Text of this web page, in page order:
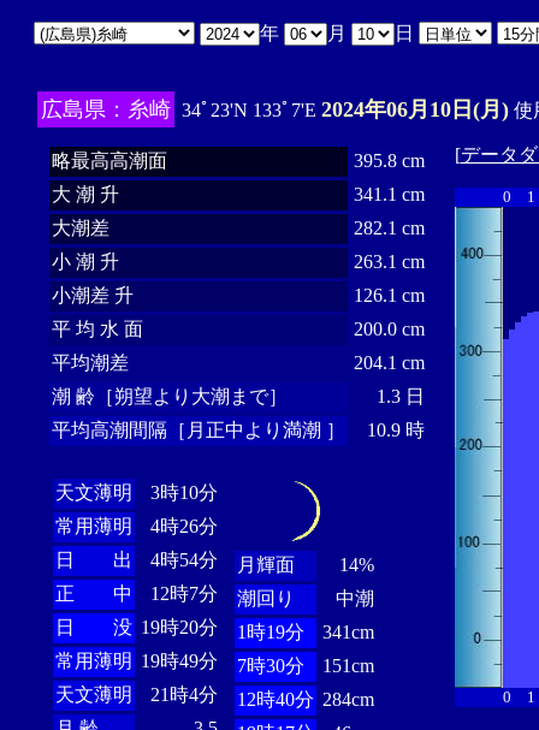
年 月 日
広島県：糸崎 34ﾟ23'N 133ﾟ7'E 2024年06月10日(月)使
略最高高潮面
395.8 cm
大 潮 升
341.1 cm
大潮差
282.1 cm
小 潮 升
263.1 cm
小潮差 升
126.1 cm
平 均 水 面
200.0 cm
平均潮差
204.1 cm
潮 齢［朔望より大潮まで］
1.3 日
平均高潮間隔［月正中より満潮 ］
10.9 時
天文薄明
3時10分
常用薄明
4時26分
日 出
4時54分
正 中
12時7分
日 没 19時20分
常用薄明 19時49分
天文薄明
21時4分
月輝面
14%
潮回り
中潮
1時19分
341cm
7時30分
151cm
12時40分 284cm
[データ
0 1
0 1